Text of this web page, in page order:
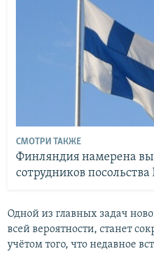
СМОТРИ ТАКЖЕ
Финляндия намерена
сотрудников посольства
Одной из главных задач
всей вероятности, станет
учётом того, что недавное